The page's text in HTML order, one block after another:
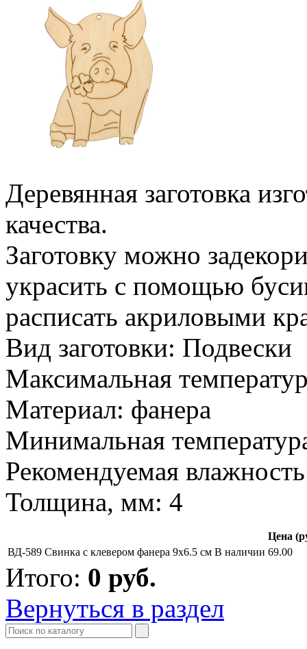
Деревянная заготовка
качества.
Заготовку можно
украсить с помощью
расписать акриловыми
Вид заготовки: Подвески
Максимальная
Материал: фанера
Минимальная
Рекомендуемая
Толщина, мм: 4
Цена
ВД-589 Свинка с клевером фанера 9х6.5 см В наличии 69.00
Итого: 0 руб.
Вернуться в раздел